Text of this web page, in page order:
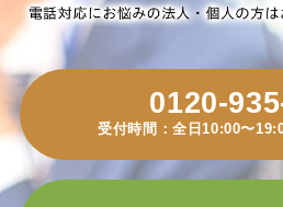
0120-
受付時間：全日10:00〜